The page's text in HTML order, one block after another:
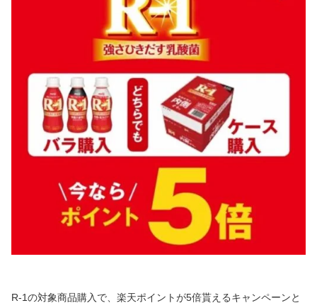
R-1の対象商品購入で、楽天ポイントが5倍貰えるキャンペーンと